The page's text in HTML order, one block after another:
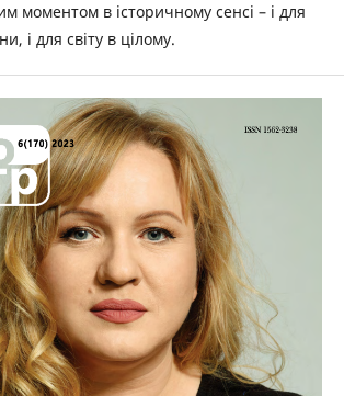
моментом в історичному сенсі – і для
і для світу в цілому.